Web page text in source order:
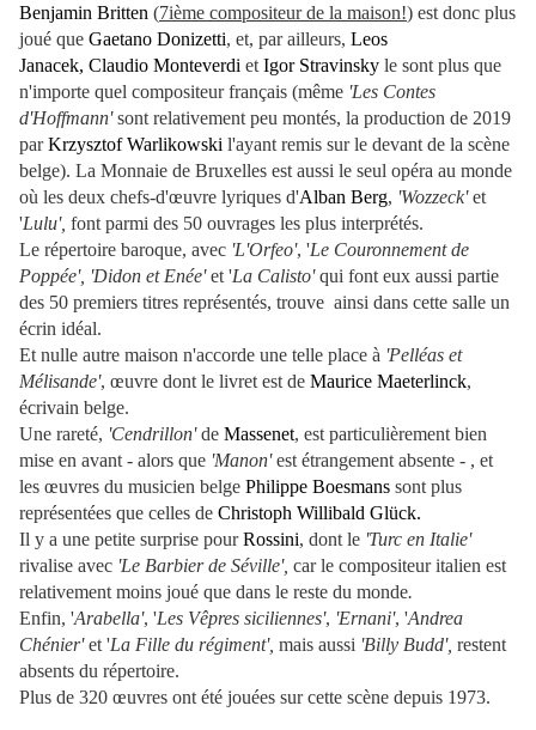
Benjamin Britten (7ième compositeur de la maison!) est donc plus
joué que Gaetano Donizetti, et, par ailleurs, Leos
Janacek, Claudio Monteverdi et Igor Stravinsky le sont plus que
n'importe quel compositeur français (même 'Les Contes
d'Hoffmann'sont relativement peu montés, la production de 2019
parKrzysztof Warlikowski l'ayant remis sur le devant de la scène
belge). La Monnaie de Bruxelles est aussi le seul opéra au monde
où les deux chefs-d'œuvre lyriques d'Alban Berg, 'Wozzeck'et
'Lulu', font parmi des 50 ouvrages les plus interprétés.
Le répertoire baroque, avec 'L'Orfeo', 'Le Couronnement de
Poppée', 'Didon et Enée'et 'La Calisto'qui font eux aussi partie
des 50 premiers titres représentés, trouve ainsi dans cette salle un
écrin idéal.
Et nulle autre maison n'accorde une telle place à 'Pelléas et
Mélisande', œuvre dont le livret est de Maurice Maeterlinck,
écrivain belge.
Une rareté, 'Cendrillon'de Massenet, est particulièrement bien
mise en avant - alors que 'Manon'est étrangement absente - , et
les œuvres du musicien belge Philippe Boesmans sont plus
représentées que celles de Christoph Willibald Glück.
Il y a une petite surprise pourRossini, dont le 'Turc en Italie'
rivalise avec 'Le Barbier de Séville', car le compositeur italien est
relativement moins joué que dans le reste du monde.
Enfin, 'Arabella', 'Les Vêpres siciliennes', 'Ernani', 'Andrea
Chénier'et 'La Fille du régiment', mais aussi 'Billy Budd', restent
absents du répertoire.
Plus de 320 œuvres ont été jouées sur cette scène depuis 1973.